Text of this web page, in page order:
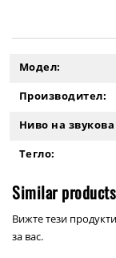
Модел:
Производител:
Ниво на
Тегло:
Similar products
Вижте тези
за вас.